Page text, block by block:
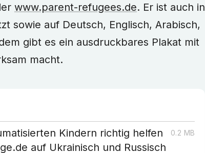
www.parent-refugees.de. Er ist auch in
sowie auf Deutsch, Englisch, Arabisch,
gibt es ein ausdruckbares Plakat mit
macht.
Kindern richtig helfen
auf Ukrainisch und Russisch
0.2 MB